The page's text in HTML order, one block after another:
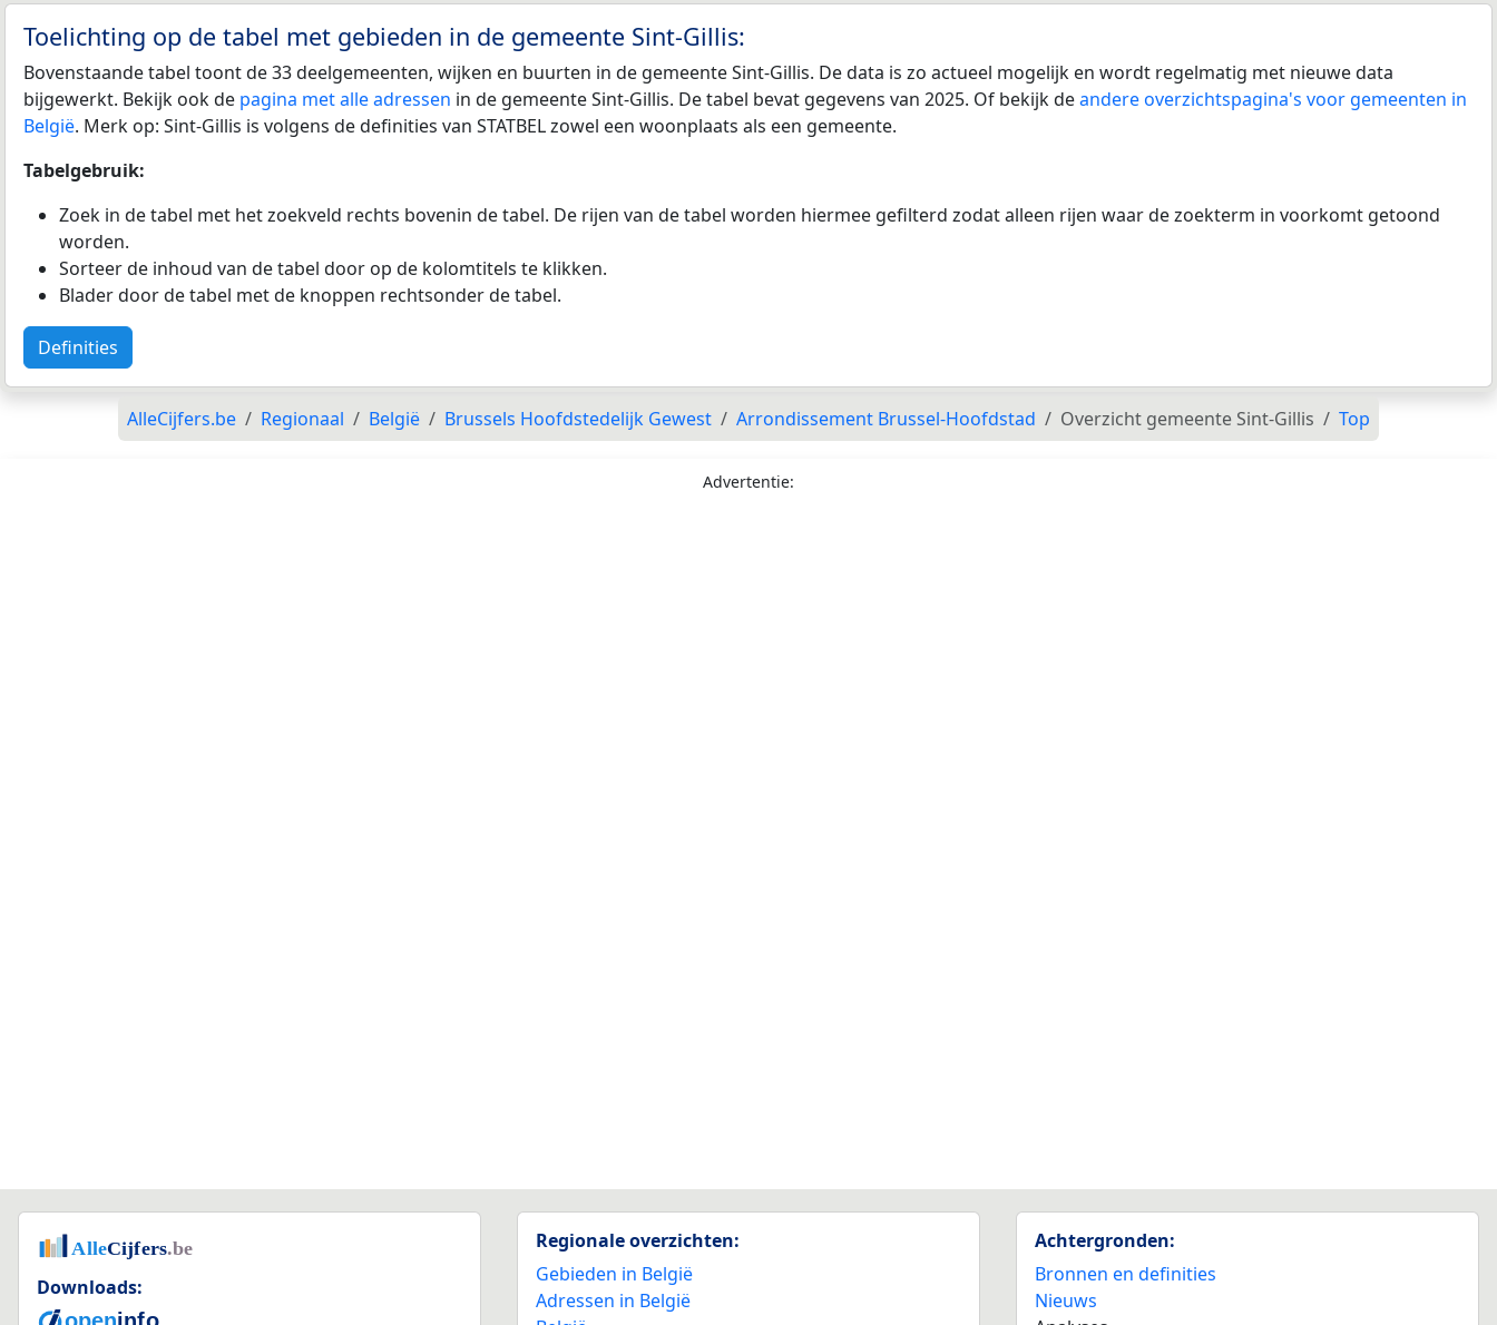
Toelichting op de tabel met gebieden in de gemeente Sint-Gillis:
Bovenstaande tabel toont de 33 deelgemeenten, wijken en buurten in de gemeente Sint-Gillis. De data is zo actueel mogelijk en wordt regelmatig met nieuwe data
bijgewerkt. Bekijk ook de pagina met alle adressen in de gemeente Sint-Gillis. De tabel bevat gegevens van 2025. Of bekijk deandere overzichtspagina's voor gemeenten in
België. Merk op: Sint-Gillis is volgens de definities van STATBEL zowel een woonplaats als een gemeente.
Tabelgebruik:
Zoek in de tabel met het zoekveld rechts bovenin de tabel. De rijen van de tabel worden hiermee gefilterd zodat alleen rijen waar de zoekterm in voorkomt getoond
worden.
Sorteer de inhoud van de tabel door op de kolomtitels te klikken.
Blader door de tabel met de knoppen rechtsonder de tabel.
Definities
AlleCijfers.be Regionaal België Brussels Hoofdstedelijk Gewest Arrondissement Brussel-Hoofdstad Overzicht gemeente Sint-Gillis Top
Advertentie:
Downloads:
Regionale overzichten:
Gebieden in België
Adressen in België
Achtergronden:
Bronnen en definities
Nieuws